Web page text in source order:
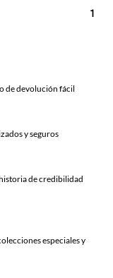
1
de devolución fácil
y seguros
de credibilidad
especiales y